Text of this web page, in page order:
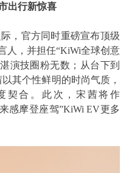
出行新惊喜
官方同时重磅宣布顶级
人，并担任“KiWi全球创意
演技圈粉无数；从台下到
其个性鲜明的时尚气质，
契合。此次，宋茜将作
感摩登座驾”KiWi EV更多